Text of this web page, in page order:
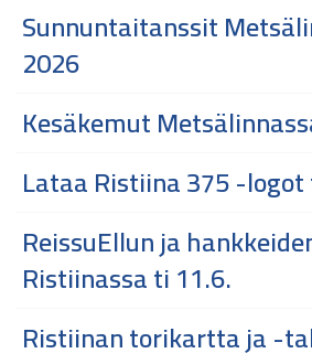
Sunnuntaitanssit
2026
Kesäkemut
Lataa Ristiina 375 -
ReissuEllun ja
Ristiinassa ti 11.6.
Ristiinan torikartta ja -